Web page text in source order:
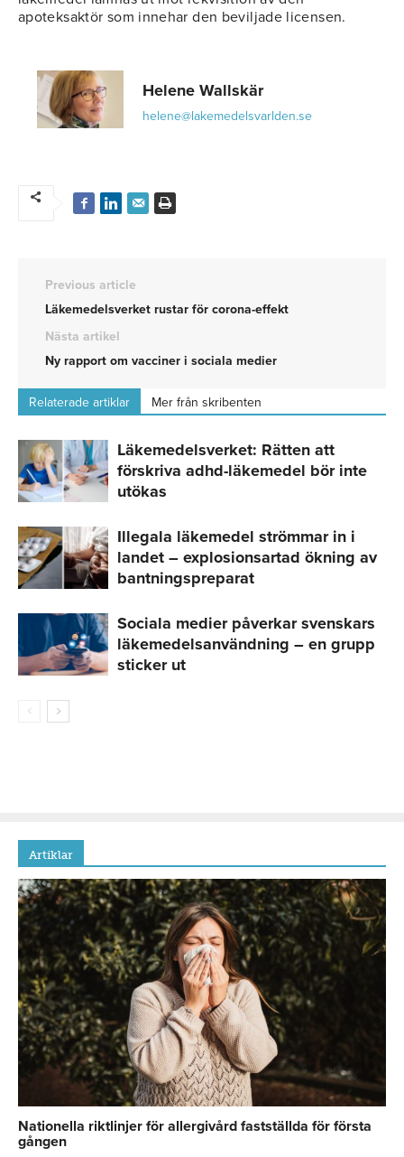
apoteksaktör som innehar den beviljade licensen.
Helene Wallskär
helene@lakemedelsvarlden.se
Previous article
Läkemedelsverket rustar för corona-effekt
Nästa artikel
Ny rapport om vacciner i sociala medier
Relaterade artiklar Mer från skribenten
Läkemedelsverket: Rätten att
förskriva adhd-läkemedel bör inte
utökas
Illegala läkemedel strömmar in i
landet – explosionsartad ökning av
bantningspreparat
Sociala medier påverkar svenskars
läkemedelsanvändning – en grupp
sticker ut
Artiklar
Nationella riktlinjer för allergivård fastställda för första
gången